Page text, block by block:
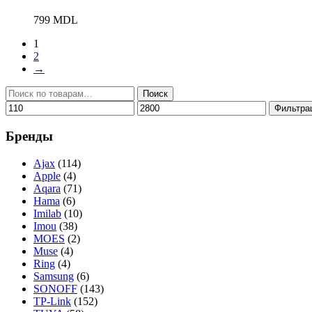
799 MDL
1
2
→
Искать:
Поиск
Минимальная
цена
Максимальная
цена
Бренды
Ajax (114)
Apple (4)
Aqara (71)
Hama (6)
Imilab (10)
Imou (38)
MOES (2)
Muse (4)
Ring (4)
Samsung (6)
SONOFF (143)
TP-Link (152)